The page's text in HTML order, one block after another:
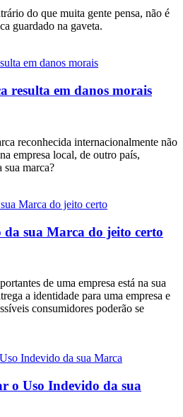
do que muita gente pensa, não é
guardado na gaveta.
resulta em danos morais
reconhecida internacionalmente não
empresa local, de outro país,
sua marca?
da sua Marca do jeito certo
de uma empresa está na sua
a identidade para uma empresa e
consumidores poderão se
o Uso Indevido da sua